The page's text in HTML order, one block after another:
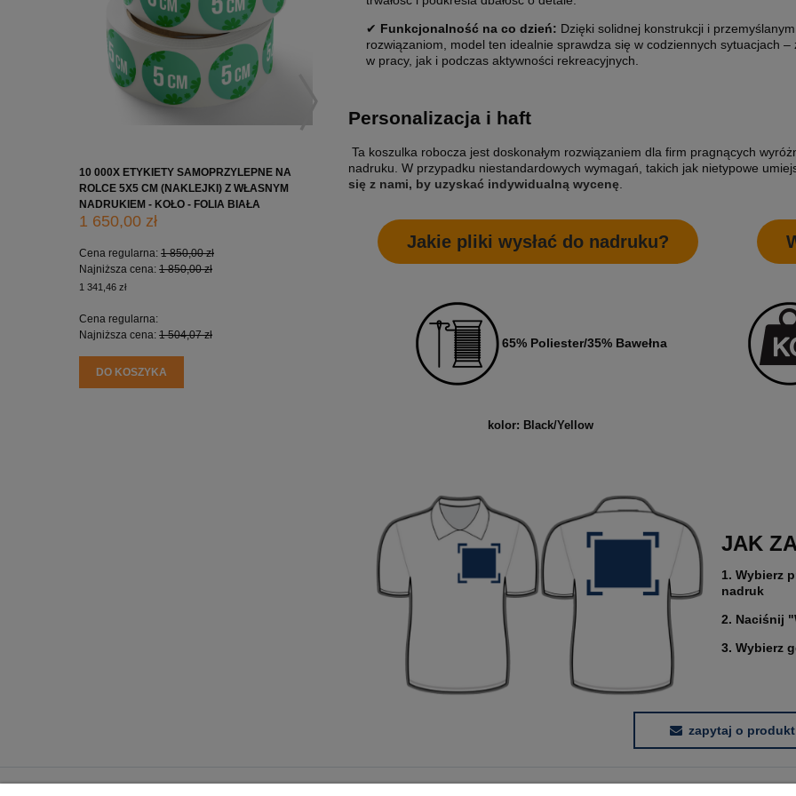
10 000X ETYKIETY SAMOPRZYLEPNE NA
ROLCE 5X5 CM (NAKLEJKI) Z WŁASNYM
NADRUKIEM - KOŁO - FOLIA BIAŁA
1 650,00 zł
Cena regularna: 1 850,00 zł
Najniższa cena: 1 850,00 zł
1 341,46 zł
Cena regularna:
Najniższa cena: 1 504,07 zł
DO KOSZYKA
10 000X ETYKIETY SAMOPRZYLEPNE NA
ROLCE 7X7 CM (NAKLEJKI) Z WŁASNYM
2 200,00 zł
Cena regularna:
2 400,00 zł
Cena regularna:
Najniższa cena:
1 951,22 zł
DO KOSZYKA
10 000X ETYKIETY
ROLCE 5X5 CM (NAKLEJKI) Z
1 650,00 zł
Cena regularna:1 850,00 zł
✔ Funkcjonalność na co dzień: Dzięki solidnej konstrukcji i przemyślanym
rozwiązaniom, model ten idealnie sprawdza się w codziennych sytuacjach –
w pracy, jak i podczas aktywności rekreacyjnych.
Personalizacja i haft
Ta koszulka robocza jest doskonałym rozwiązaniem dla firm pragnących
nadruku. W przypadku niestandardowych wymagań, takich jak nietypowe
się z nami, by uzyskać indywidualną wycenę.
Jakie pliki wysłać do nadruku?
65% Poliester/35% Bawełna
kolor: Black/Yellow
JAK
1. Wybierz
nadruk
2. Naciśnij
3. Wybierz
zapytaj o produkt